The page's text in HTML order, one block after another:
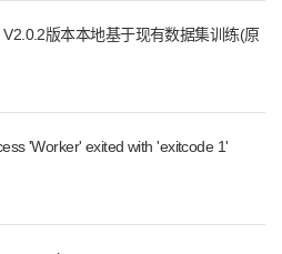
版本本地基于现有数据集训练(原
'Worker' exited with 'exitcode 1'